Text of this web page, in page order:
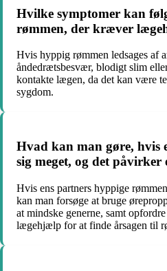
Hvilke symptomer kan
rømmen, der kræver
Hvis hyppig rømmen ledsages af
åndedrætsbesvær, blodigt slim
kontakte lægen, da det kan være
sygdom.
Hvad kan man gøre, hvis
sig meget, og det påvirker
Hvis ens partners hyppige
kan man forsøge at bruge
at mindske generne, samt
lægehjælp for at finde årsagen til